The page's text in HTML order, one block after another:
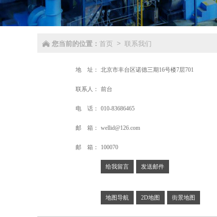
您当前的位置： 首页 > 联系我们
地 址： 北京市丰台区诺德三期16号楼7层701
联系人： 前台
电 话： 010-83686465
邮 箱： wellid@126.com
邮 箱： 100070
给我留言 发送邮件
地图导航 2D地图 街景地图